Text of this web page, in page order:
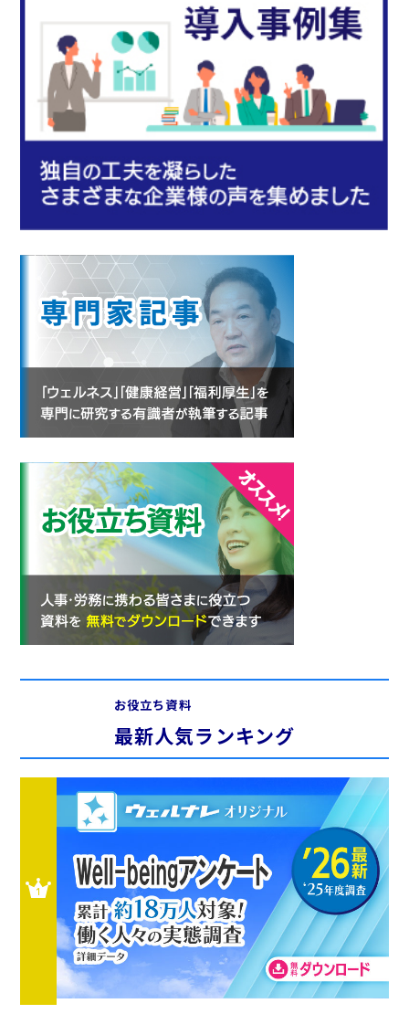
お役立ち資料
最新人気ランキング